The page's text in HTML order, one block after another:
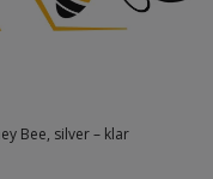
Bee, silver – klar